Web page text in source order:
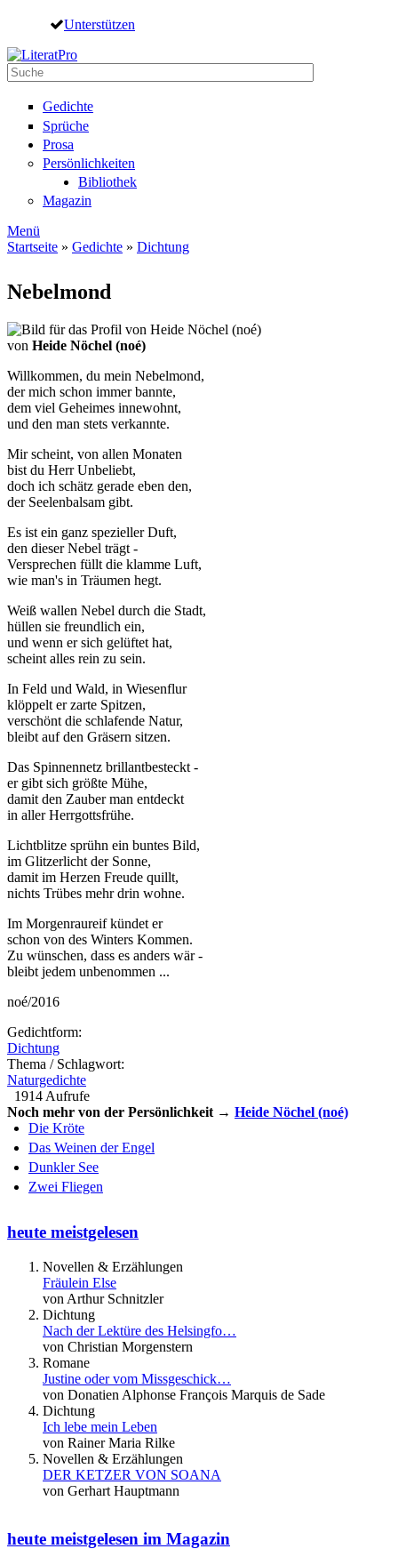
Direkt zum Inhalt
Unterstützen
Suche
Gedichte
Sprüche
Prosa
Persönlichkeiten
Bibliothek
Magazin
Menü
Startseite » Gedichte » Dichtung
Nebelmond
von Heide Nöchel (noé)
Willkommen, du mein Nebelmond,
der mich schon immer bannte,
dem viel Geheimes innewohnt,
und den man stets verkannte.
Mir scheint, von allen Monaten
bist du Herr Unbeliebt,
doch ich schätz gerade eben den,
der Seelenbalsam gibt.
Es ist ein ganz spezieller Duft,
den dieser Nebel trägt -
Versprechen füllt die klamme Luft,
wie man's in Träumen hegt.
Weiß wallen Nebel durch die Stadt,
hüllen sie freundlich ein,
und wenn er sich gelüftet hat,
scheint alles rein zu sein.
In Feld und Wald, in Wiesenflur
klöppelt er zarte Spitzen,
verschönt die schlafende Natur,
bleibt auf den Gräsern sitzen.
Das Spinnennetz brillantbesteckt -
er gibt sich größte Mühe,
damit den Zauber man entdeckt
in aller Herrgottsfrühe.
Lichtblitze sprühn ein buntes Bild,
im Glitzerlicht der Sonne,
damit im Herzen Freude quillt,
nichts Trübes mehr drin wohne.
Im Morgenraureif kündet er
schon von des Winters Kommen.
Zu wünschen, dass es anders wär -
bleibt jedem unbenommen ...
noé/2016
Gedichtform:
Dichtung
Thema / Schlagwort:
Naturgedichte
1914 Aufrufe
Noch mehr von der Persönlichkeit → Heide Nöchel (noé)
Die Kröte
Das Weinen der Engel
Dunkler See
Zwei Fliegen
heute meistgelesen
Novellen & Erzählungen
Fräulein Else
von Arthur Schnitzler
Dichtung
Nach der Lektüre des Helsingfo…
von Christian Morgenstern
Romane
Justine oder vom Missgeschick…
von Donatien Alphonse François Marquis de Sade
Dichtung
Ich lebe mein Leben
von Rainer Maria Rilke
Novellen & Erzählungen
DER KETZER VON SOANA
von Gerhart Hauptmann
heute meistgelesen im Magazin